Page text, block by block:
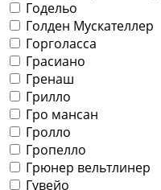
Годельо
Голден Мускателлер
Горголасса
Грасиано
Гренаш
Грилло
Гро мансан
Гролло
Гропелло
Грюнер вельтлинер
Гувейо